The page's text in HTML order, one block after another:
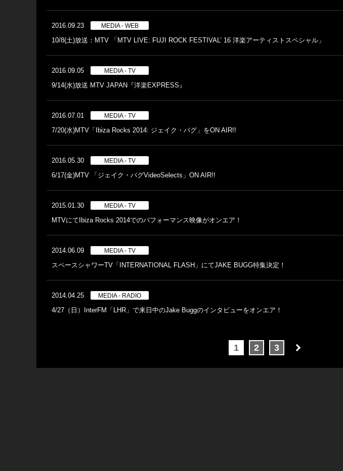
2016.09.23 MEDIA - WEB
10/8(土)放送：MTV 「MTV LIVE: FUJI ROCK FESTIVAL’ 16 洋楽アーティストスペシャル」
2016.09.05 MEDIA - TV
9/14(水)放送 MTV JAPAN『洋楽EXPRESS』
2016.07.01 MEDIA - TV
7/20(水)MTV「Ibiza Rocks 2014: ジェイク・バグ」をON AIR!!
2016.05.30 MEDIA - TV
6/17(金)MTV 「ジェイク・バグVideoSelects」ON AIR!!
2015.01.30 MEDIA - TV
MTVにてIbiza Rocks 2014でのパフォーマンス映像がオンエア！
2014.06.09 MEDIA - TV
スペースシャワーTV「INTERNATIONAL FLASH」にてJAKE BUGG特集決定！
2014.04.25 MEDIA - RADIO
4/27（日）InterFM「LHR」で来日中のJake Buggのインタビューをオンエア！
1 2 3